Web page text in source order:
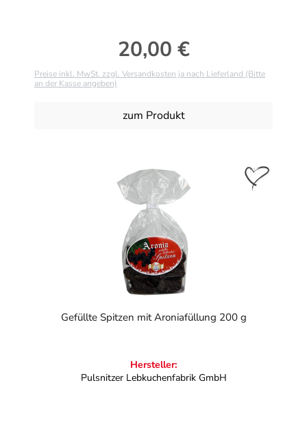
Regulärer Preis:
20,00 €
Preise inkl. MwSt. zzgl. Versandkosten ja nach Lieferland (Bitte
an der Kasse angeben)
zum Produkt
Gefüllte Spitzen mit Aroniafüllung 200 g
Hersteller:
Pulsnitzer Lebkuchenfabrik GmbH